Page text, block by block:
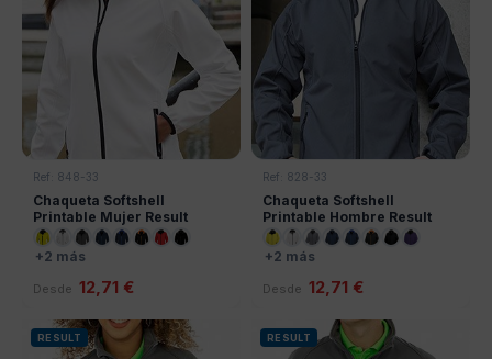
Ref: 848-33
Chaqueta Softshell
Printable Mujer Result
+2 más
Desde 12,71 €
Ref: 828-33
Chaqueta Softshell
Printable Hombre Result
+2 más
Desde 12,71 €
RESULT RESULT